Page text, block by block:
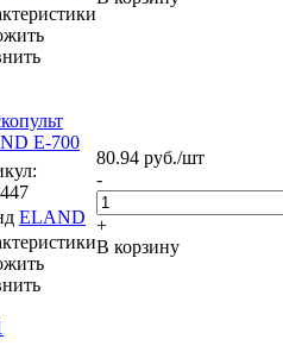
E-700
:
ELAND
80.94 руб./шт
-
+
В корзину